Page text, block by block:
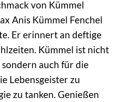
von Kümmel
Anis Kümmel Fenchel
Er erinnert an deftige
Kümmel ist nicht
auch für die
Lebensgeister zu
zu tanken. Genießen